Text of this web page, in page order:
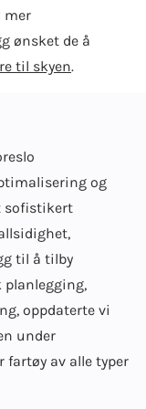
mer
ønsket de å
til skyen.
og
sofistikert
til å tilby
planlegging,
oppdaterte vi
under
fartøy av alle typer